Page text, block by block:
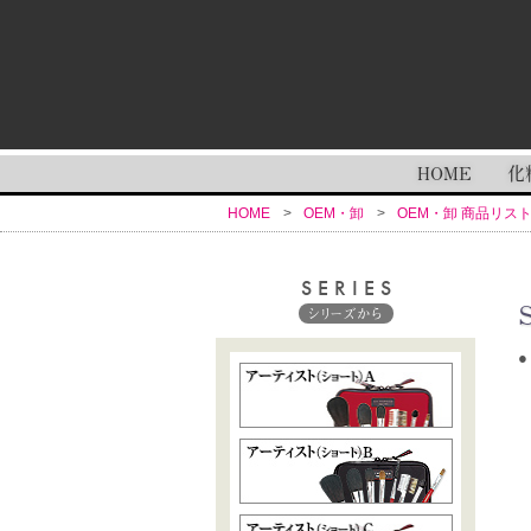
HOME 化
HOME OEM・卸 OEM・卸 商品リスト
●
SERIES
シリーズから